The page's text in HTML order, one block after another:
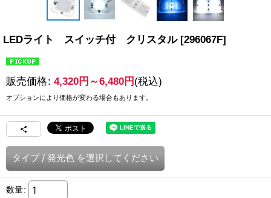
LEDライト スイッチ付 クリスタル [296067F]
販売価格: 4,320円 ～6,480円 (税込)
オプションにより価格が変わる場合もあります。
タイプ / 発光色 を選択してください
数量: